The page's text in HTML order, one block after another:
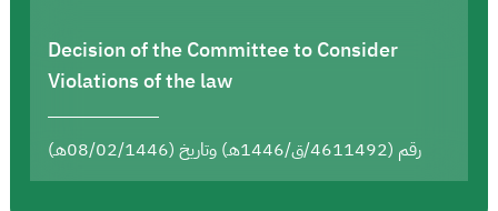
Decision of the Committee to Consider
Violations of the law
رقم (4611492/ق/1446هـ) وتاريخ (08/02/1446هـ)